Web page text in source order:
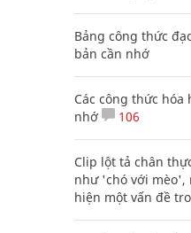
Bảng công thức
bản cần nhớ
Các công thức hóa
nhớ
106
Clip lột tả chân
như 'chó với
hiện một vấn đề